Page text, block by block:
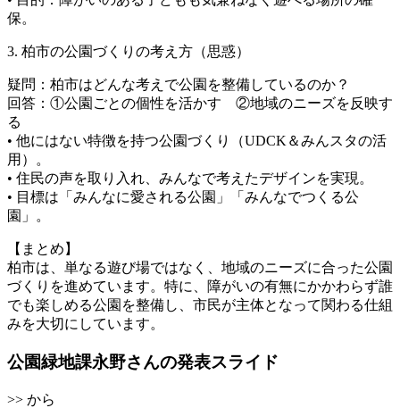
保。
3. 柏市の公園づくりの考え方（思惑）
疑問：柏市はどんな考えで公園を整備しているのか？
回答：①公園ごとの個性を活かす ②地域のニーズを反映す
る
• 他にはない特徴を持つ公園づくり（UDCK＆みんスタの活
用）。
• 住民の声を取り入れ、みんなで考えたデザインを実現。
• 目標は「みんなに愛される公園」「みんなでつくる公
園」。
【まとめ】
柏市は、単なる遊び場ではなく、地域のニーズに合った公園
づくりを進めています。特に、障がいの有無にかかわらず誰
でも楽しめる公園を整備し、市民が主体となって関わる仕組
みを大切にしています。
公園緑地課永野さんの発表スライド
>> から